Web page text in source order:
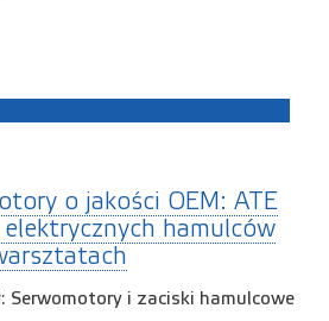
o jakości OEM: ATE
hamulców
Serwomotory i zaciski hamulcowe